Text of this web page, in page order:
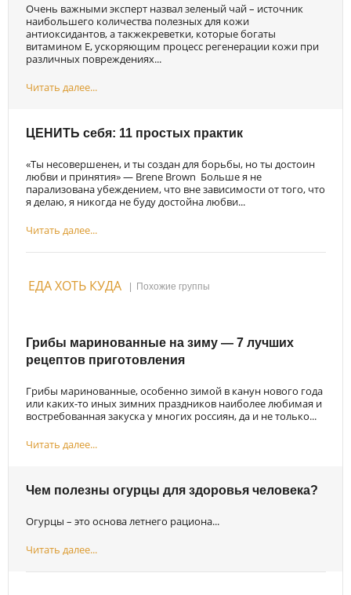
Очень важными эксперт назвал зеленый чай – источник
наибольшего количества полезных для кожи
антиоксидантов, а такжекреветки, которые богаты
витамином E, ускоряющим процесс регенерации кожи при
различных повреждениях...
Читать далее...
ЦЕНИТЬ себя: 11 простых практик
«Ты несовершенен, и ты создан для борьбы, но ты достоин
любви и принятия» — Brene Brown Больше я не
парализована убеждением, что вне зависимости от того, что
я делаю, я никогда не буду достойна любви...
Читать далее...
ЕДА ХОТЬ КУДА | Похожие группы
Грибы маринованные на зиму — 7 лучших
рецептов приготовления
Грибы маринованные, особенно зимой в канун нового года
или каких-то иных зимних праздников наиболее любимая и
востребованная закуска у многих россиян, да и не только...
Читать далее...
Чем полезны огурцы для здоровья человека?
Огурцы – это основа летнего рациона...
Читать далее...